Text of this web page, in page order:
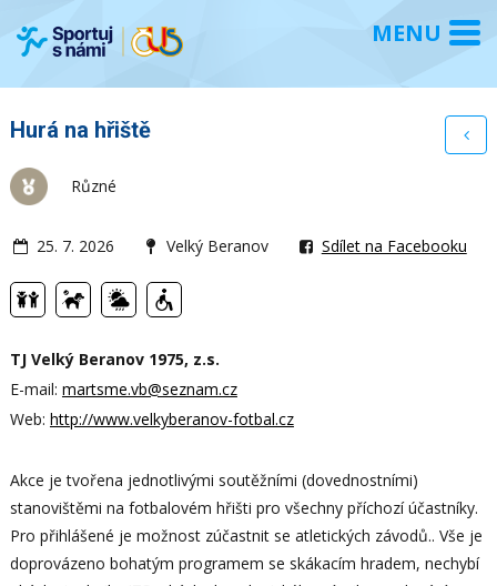
Hurá na hřiště
Různé
25. 7. 2026 Velký Beranov Sdílet na Facebooku
TJ Velký Beranov 1975, z.s.
E-mail: martsme.vb@seznam.cz
Web: http://www.velkyberanov-fotbal.cz
Akce je tvořena jednotlivými soutěžními (dovednostními)
stanovištěmi na fotbalovém hřišti pro všechny příchozí účastníky.
Pro přihlášené je možnost zúčastnit se atletických závodů.. Vše je
doprovázeno bohatým programem se skákacím hradem, nechybí